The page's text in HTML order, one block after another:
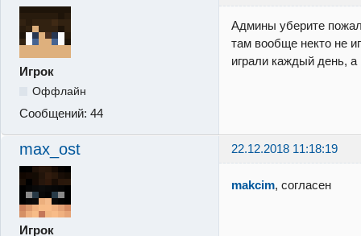
Игрок
Оффлайн
Сообщений: 44
Админы уберите
там вообще некто не
играли каждый день,
max_ost 22.12.2018 11:18:19
Игрок
makcim, согласен